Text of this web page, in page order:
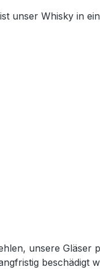
unser Whisky in
unsere Gläser
beschädigt